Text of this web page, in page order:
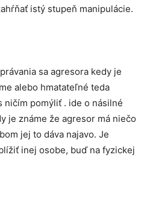
istý stupeň manipulácie.
sa agresora kedy je
alebo hmatateľné teda
ničím pomýliť . ide o násilné
je známe že agresor má niečo
jej to dáva najavo. Je
inej osobe, buď na fyzickej